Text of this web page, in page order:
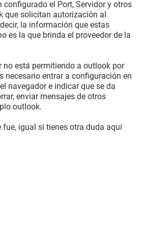
configurado el Port, Servidor y otros
que solicitan autorización al
la información que estas
es la que brinda el proveedor de la
no está permitiendo a outlook por
necesario entrar a configuración en
navegador e indicar que se da
enviar mensajes de otros
outlook.
igual si tienes otra duda aquí